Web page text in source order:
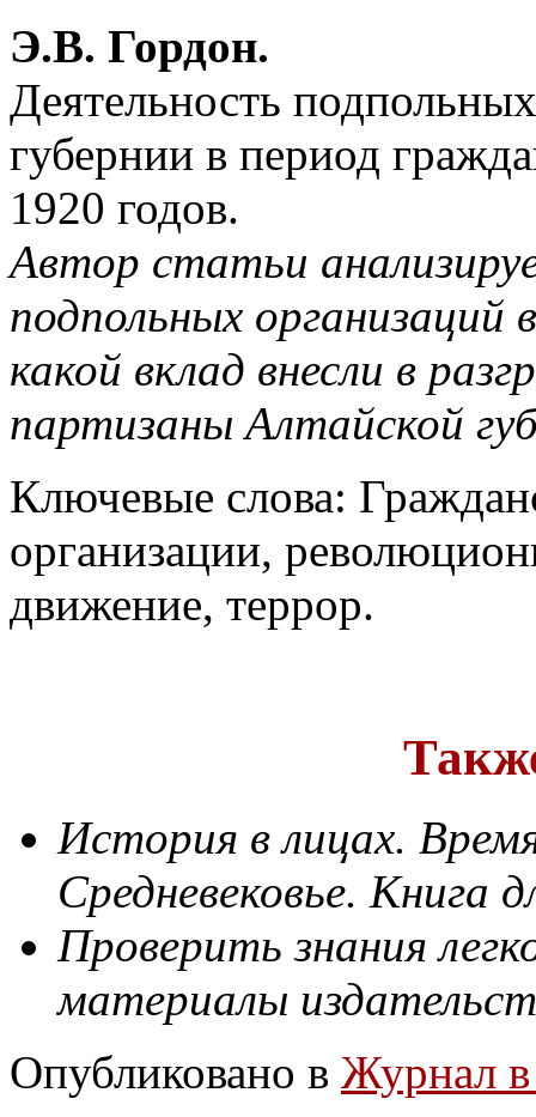
Э.В. Гордон.
Деятельность
губернии в период
1920 годов.
Автор статьи
подпольных организаций
какой вклад внесли в
партизаны Алтайской
Ключевые слова:
организации,
движение, террор.
История в лицах.
Средневековье. Книга
Проверить знания
материалы
Опубликовано в Журнал в